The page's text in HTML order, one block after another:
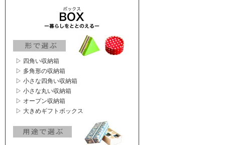
▷ 四角い収納箱
▷ 多角形の収納箱
▷ 小さな四角い収納箱
▷ 小さな丸い収納箱
▷ オープン収納箱
▷ 大きめギフトボックス